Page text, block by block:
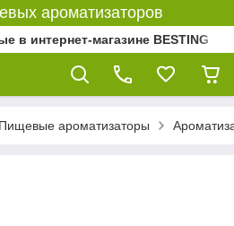
ароматизаторов
в интернет-магазине BESTING
Пищевые ароматизаторы